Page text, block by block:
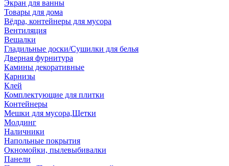
Экран для ванны
Товары для дома
Вёдра, контейнеры для мусора
Вентиляция
Вешалки
Гладильные доски/Сушилки для белья
Дверная фурнитура
Камины декоративные
Карнизы
Клей
Комплектующие для плитки
Контейнеры
Мешки для мусора,Щетки
Молдинг
Наличники
Напольные покрытия
Окномойки, пылевыбивалки
Панели